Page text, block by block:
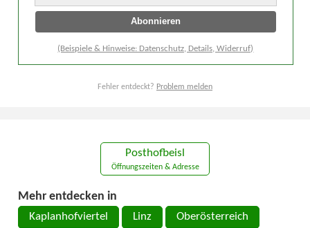
(Beispiele & Hinweise: Datenschutz, Details, Widerruf)
Fehler entdeckt? Problem melden
Posthofbeisl
Öffnungszeiten & Adresse
Mehr entdecken in
Kaplanhofviertel Linz Oberösterreich